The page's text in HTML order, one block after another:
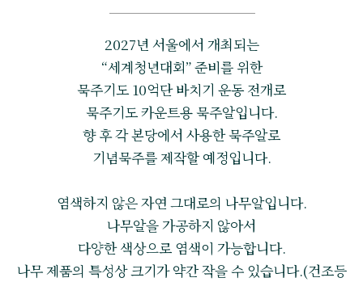
2027년 서울에서 개최되는
“세계청년대회” 준비를 위한
묵주기도 10억단 바치기 운동 전개로
묵주기도 카운트용 묵주알입니다.
향 후 각 본당에서 사용한 묵주알로
기념묵주를 제작할 예정입니다.
염색하지 않은 자연 그대로의 나무알입니다.
나무알을 가공하지 않아서
다양한 색상으로 염색이 가능합니다.
나무 제품의 특성상 크기가 약간 작을 수 있습니다.(건조등